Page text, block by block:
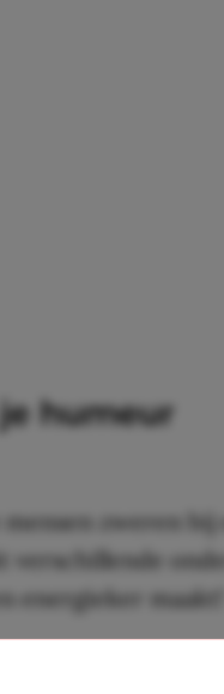
humeur
zweren bij
verschillende
energieker maakt!